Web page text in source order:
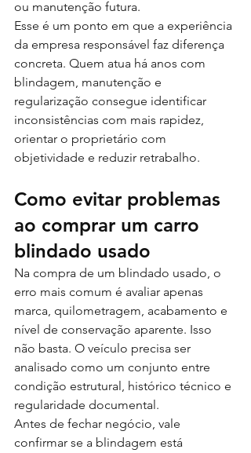
ou manutenção futura.
Esse é um ponto em que a experiência
da empresa responsável faz diferença
concreta. Quem atua há anos com
blindagem, manutenção e
regularização consegue identificar
inconsistências com mais rapidez,
orientar o proprietário com
objetividade e reduzir retrabalho.
Como evitar problemas
ao comprar um carro
blindado usado
Na compra de um blindado usado, o
erro mais comum é avaliar apenas
marca, quilometragem, acabamento e
nível de conservação aparente. Isso
não basta. O veículo precisa ser
analisado como um conjunto entre
condição estrutural, histórico técnico e
regularidade documental.
Antes de fechar negócio, vale
confirmar se a blindagem está